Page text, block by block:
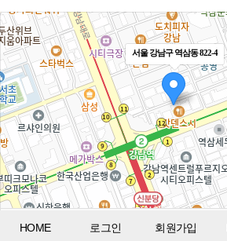
서울 강남구 역삼동 822-4
HOME 로그인 회원가입